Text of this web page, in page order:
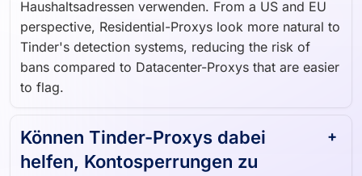
Haushaltsadressen verwenden. From a US and EU
perspective, Residential-Proxys look more natural to
Tinder's detection systems, reducing the risk of
bans compared to Datacenter-Proxys that are easier
to flag.
Können Tinder-Proxys dabei
helfen, Kontosperrungen zu